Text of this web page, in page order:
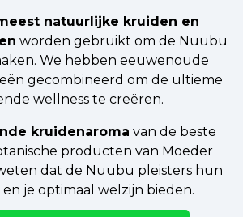
natuurlijke kruiden en
worden gebruikt om de Nuubu
We hebben eeuwenoude
gecombineerd om de ultieme
wellness te creëren.
kruidenaroma van de beste
producten van Moeder
dat de Nuubu pleisters hun
je optimaal welzijn bieden.